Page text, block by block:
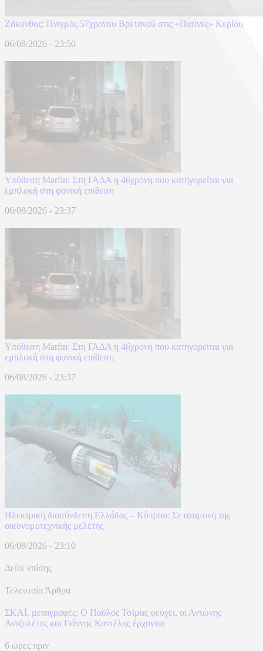
Ζάκυνθος: Πνιγμός 57χρονου Βρετανού στις «Πισίνες» Κερίου
06/08/2026 - 23:50
Υπόθεση Marfin: Στη ΓΑΔΑ η 46χρονη που κατηγορείται για
εμπλοκή στη φονική επίθεση
06/08/2026 - 23:37
Υπόθεση Marfin: Στη ΓΑΔΑ η 46χρονη που κατηγορείται για
εμπλοκή στη φονική επίθεση
06/08/2026 - 23:37
Ηλεκτρική διασύνδεση Ελλάδας – Κύπρου: Σε αναμονή της
οικονομοτεχνικής μελέτης
06/08/2026 - 23:10
Δείτε επίσης
Τελευταία Άρθρα
ΣΚΑΪ, μεταγραφές: Ο Παύλος Τσίμας φεύγει, οι Αντώνης
Αντζολέτος και Γιάννης Καντέλης έρχονται
6 ώρες πριν